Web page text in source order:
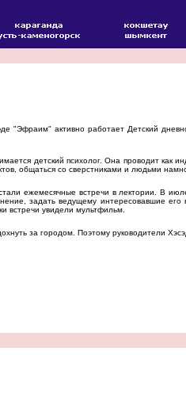
"Эфраим" активно работает Детский
детский психолог. Она проводит как
общаться со сверстниками и людьми
ежемесячные встречи в лектории. В
задать ведущему интересовавшие
встречи увидели мультфильм.
за городом. Поэтому руководители